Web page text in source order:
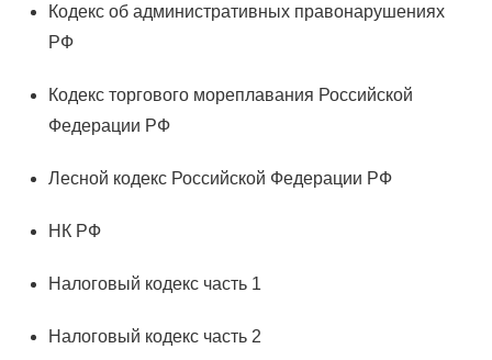
Кодекс об административных правонарушениях
РФ
Кодекс торгового мореплавания Российской
Федерации РФ
Лесной кодекс Российской Федерации РФ
НК РФ
Налоговый кодекс часть 1
Налоговый кодекс часть 2